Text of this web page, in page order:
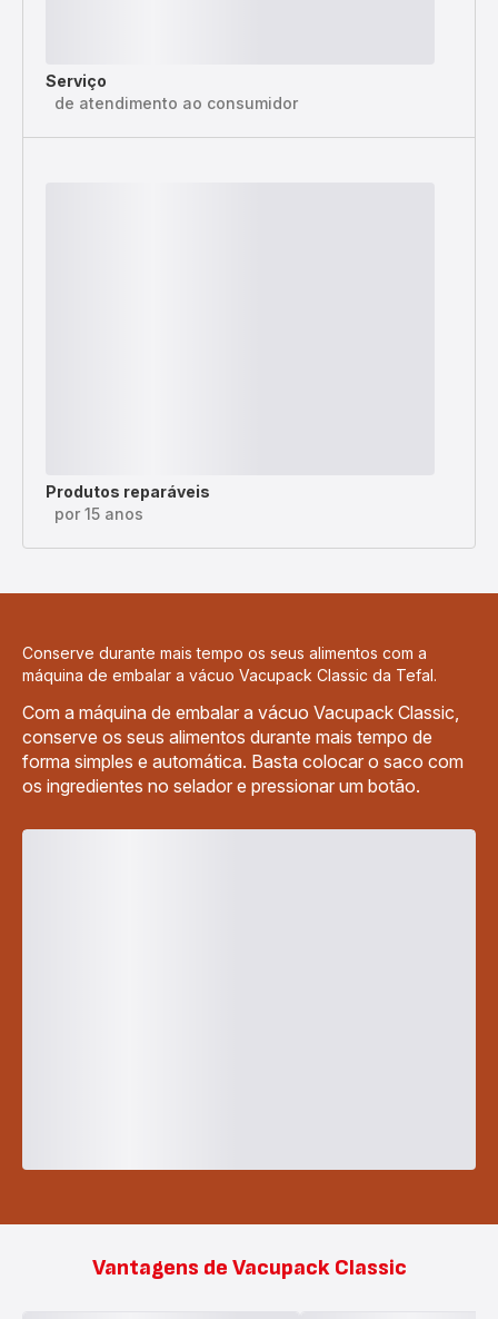
Serviço
de atendimento ao consumidor
Produtos reparáveis
por 15 anos
Conserve durante mais tempo os seus alimentos com a
máquina de embalar a vácuo Vacupack Classic da Tefal.
Com a máquina de embalar a vácuo Vacupack Classic,
conserve os seus alimentos durante mais tempo de
forma simples e automática. Basta colocar o saco com
os ingredientes no selador e pressionar um botão.
Vantagens de Vacupack Classic